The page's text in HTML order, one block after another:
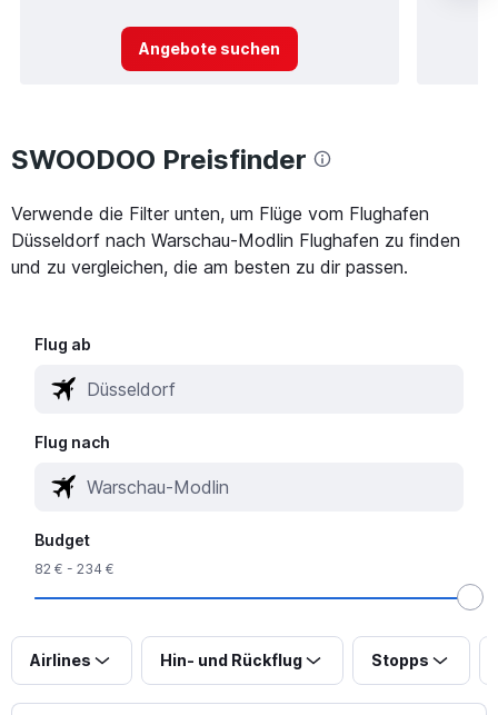
Angebote suchen
SWOODOO Preisfinder
Verwende die Filter unten, um Flüge vom Flughafen
Düsseldorf nach Warschau-Modlin Flughafen zu finden
und zu vergleichen, die am besten zu dir passen.
Flug ab
Flug nach
Budget
82 € - 234 €
Airlines Hin- und Rückflug Stopps